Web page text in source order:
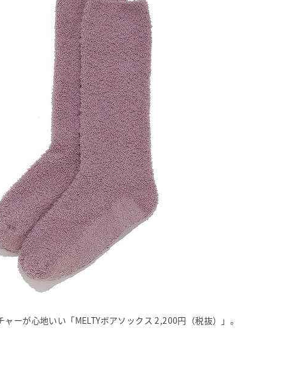
ーが心地いい「MELTYボアソックス 2,200円（税抜）」。